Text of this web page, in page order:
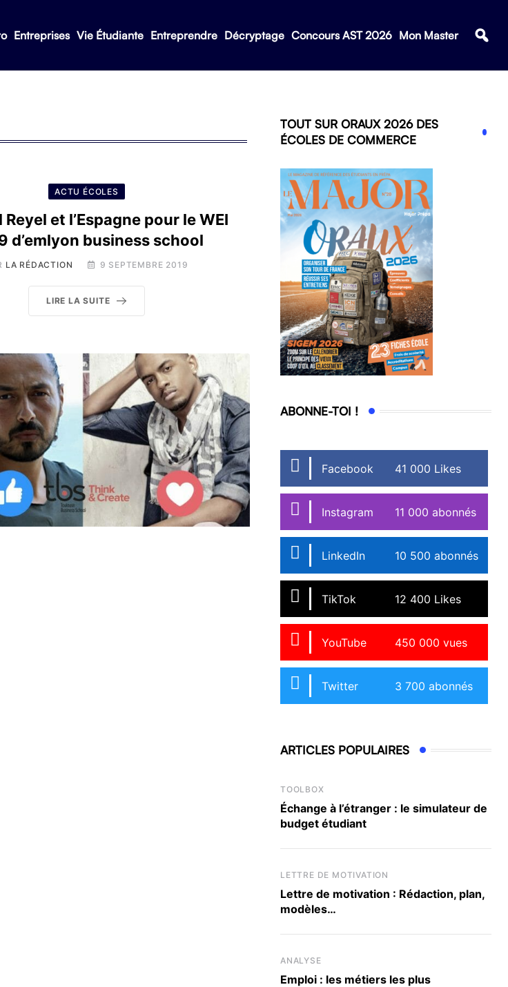
Entreprises Vie Étudiante Entreprendre Décryptage Concours AST 2026 Mon Master
ACTU ÉCOLES
et l’Espagne pour le WEI
d’emlyon business school
LA RÉDACTION 9 SEPTEMBRE 2019
LIRE LA SUITE
TOUT SUR ORAUX 2026 DES
ÉCOLES DE COMMERCE
ABONNE-TOI !
Facebook 41 000 Likes
Instagram 11 000 abonnés
LinkedIn 10 500 abonnés
TikTok 12 400 Likes
YouTube 450 000 vues
Twitter 3 700 abonnés
ARTICLES POPULAIRES
TOOLBOX
Échange à l’étranger : le simulateur de
budget étudiant
LETTRE DE MOTIVATION
Lettre de motivation : Rédaction, plan,
modèles…
ANALYSE
Emploi : les métiers les plus